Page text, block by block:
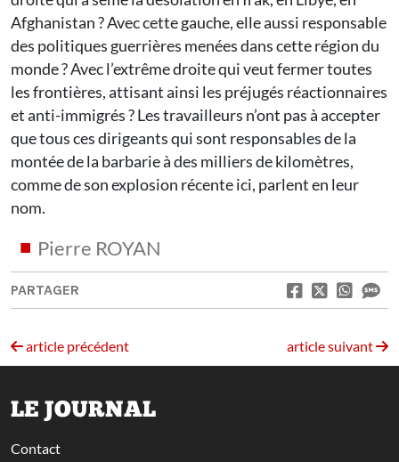
Afghanistan ? Avec cette gauche, elle aussi responsable
des politiques guerrières menées dans cette région du
monde ? Avec l’extrême droite qui veut fermer toutes
les frontières, attisant ainsi les préjugés réactionnaires
et anti-immigrés ? Les travailleurs n’ont pas à accepter
que tous ces dirigeants qui sont responsables de la
montée de la barbarie à des milliers de kilomètres,
comme de son explosion récente ici, parlent en leur
nom.
Pierre ROYAN
PARTAGER
article précédent article suivant
LE JOURNAL
Contact